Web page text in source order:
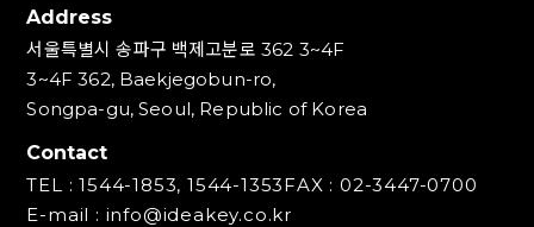
Address
서울특별시 송파구 백제고분로 362 3~4F
3~4F 362, Baekjegobun-ro,
Songpa-gu, Seoul, Republic of Korea
Contact
TEL : 1544-1853, 1544-1353FAX : 02-3447-0700
E-mail : info@ideakey.co.kr